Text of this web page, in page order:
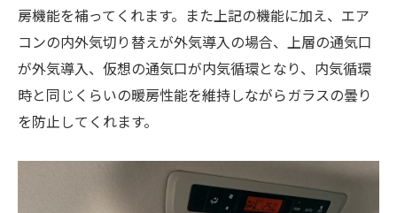
房機能を補ってくれます。また上記の機能に加え、エア
コンの内外気切り替えが外気導入の場合、上層の通気口
が外気導入、仮想の通気口が内気循環となり、内気循環
時と同じくらいの暖房性能を維持しながらガラスの曇り
を防止してくれます。